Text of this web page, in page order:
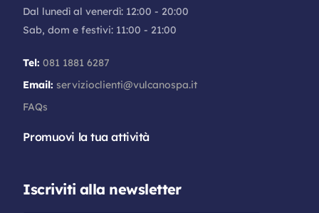
Dal lunedì al venerdì: 12:00 - 20:00
Sab, dom e festivi: 11:00 - 21:00
Tel: 081 1881 6287
Email: servizioclienti@vulcanospa.it
FAQs
Promuovi la tua attività
Iscriviti alla newsletter